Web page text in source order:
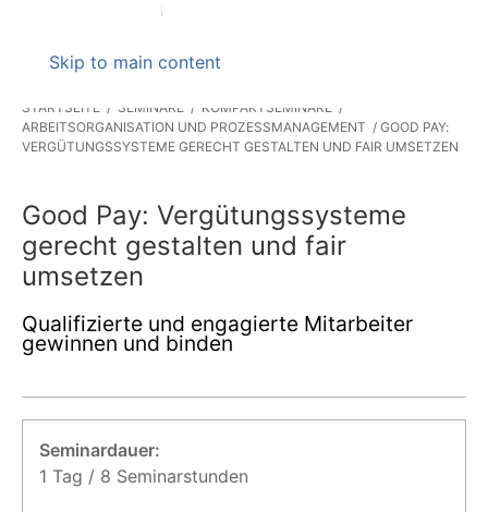
Skip to main content
STARTSEITE SEMINARE
KOMPAKTSEMINARE
ARBEITSORGANISATION UND PROZESSMANAGEMENT
GOOD PAY:
VERGÜTUNGSSYSTEME GERECHT GESTALTEN UND FAIR UMSETZEN
Good Pay: Vergütungssysteme
gerecht gestalten und fair
umsetzen
Qualifizierte und engagierte Mitarbeiter
gewinnen und binden
Seminardauer:
1 Tag / 8 Seminarstunden